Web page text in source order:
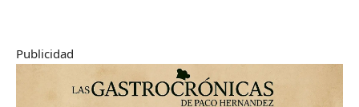
Publicidad